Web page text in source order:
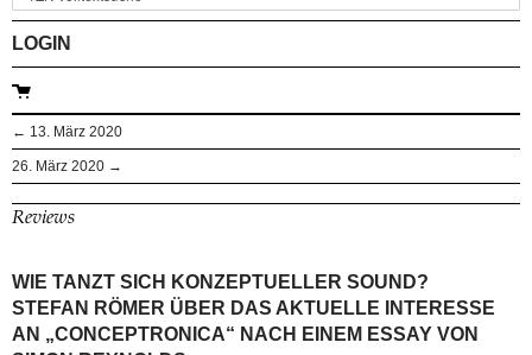
LOGIN
← 13. März 2020
26. März 2020 →
Reviews
WIE TANZT SICH KONZEPTUELLER SOUND?
STEFAN RÖMER ÜBER DAS AKTUELLE INTERESSE
AN „CONCEPTRONICA“ NACH EINEM ESSAY VON